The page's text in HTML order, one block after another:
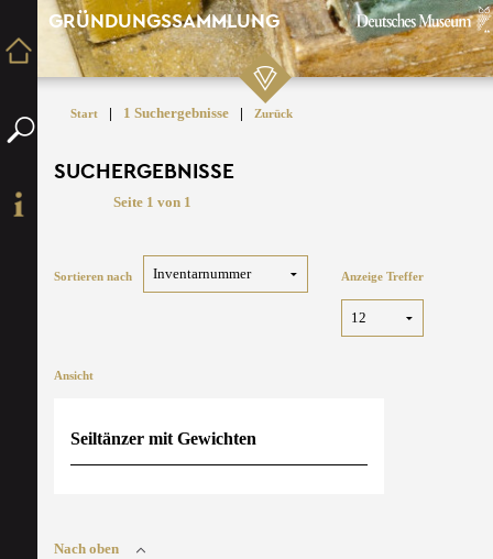
GRÜNDUNGSSAMMLUNG
Start | 1 Suchergebnisse | Zurück
SUCHERGEBNISSE
Seite 1 von 1
Sortieren nach Anzeige Treffer
Ansicht
Seiltänzer mit Gewichten
Nach oben